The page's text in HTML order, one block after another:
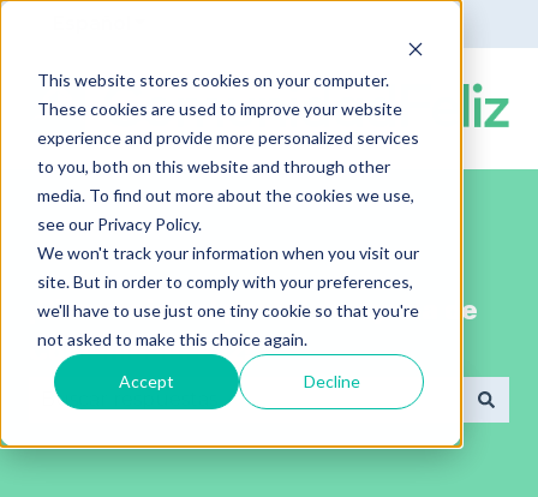
This website stores cookies on your computer.
These cookies are used to improve your website
experience and provide more personalized services
to you, both on this website and through other
media. To find out more about the cookies we use,
see our Privacy Policy.
We won't track your information when you visit our
site. But in order to comply with your preferences,
we'll have to use just one tiny cookie so that you're
not asked to make this choice again.
Accept Decline
¡Bienvenido al portal de ayuda de
ComunidadFeliz!
No hay sugerencias porque el campo de